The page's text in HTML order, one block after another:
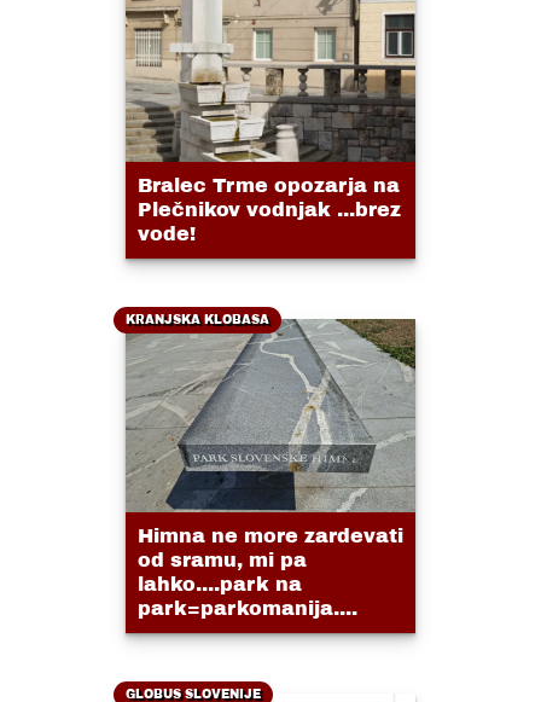
Bralec Trme opozarja na
Plečnikov vodnjak ...brez
vode!
KRANJSKA KLOBASA
Himna ne more zardevati
od sramu, mi pa
lahko....park na
park=parkomanija....
GLOBUS SLOVENIJE